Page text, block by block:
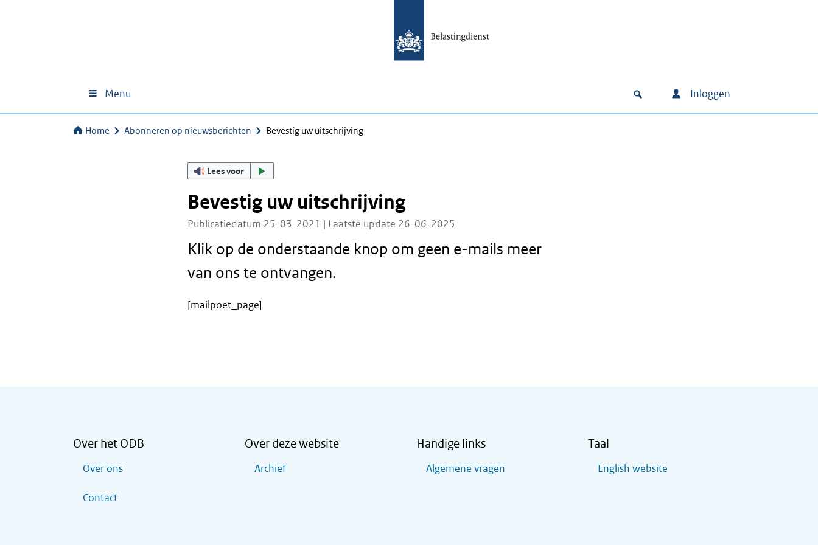
Menu Inloggen
Home Abonneren op nieuwsberichten Bevestig uw uitschrijving
Lees voor
Bevestig uw uitschrijving
Publicatiedatum 25-03-2021 | Laatste update 26-06-2025
Klik op de onderstaande knop om geen e-mails meer
van ons te ontvangen.
[mailpoet_page]
Over het ODB
Over ons
Contact
Over deze website
Archief
Handige links
Algemene vragen
Taal
English website